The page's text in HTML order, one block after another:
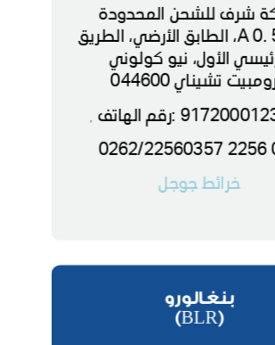
شرف للشحن المحدودة
رقم 50 .0 A، الطابق الأرضي، الطريق
الأول، نيو كولوني
تشيناي 044600
خرائط جوجل
بنغالورو
(BLR)